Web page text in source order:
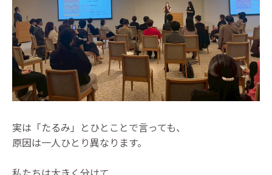
実は「たるみ」とひとことで言っても、
原因は一人ひとり異なります。